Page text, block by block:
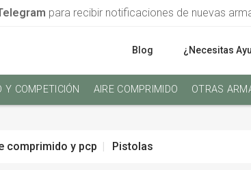
para recibir notificaciones de nuevas
Blog ¿Necesitas
Y COMPETICIÓN AIRE COMPRIMIDO OTRAS
comprimido y pcp Pistolas